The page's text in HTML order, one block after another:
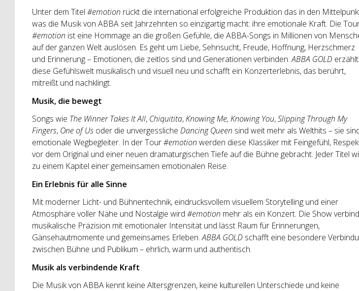
Unter dem Titel #emotion rückt die international erfolgreiche Produktion das in den
was die Musik von ABBA seit Jahrzehnten so einzigartig macht: ihre emotionale Kraft. Die
#emotion ist eine Hommage an die großen Gefühle, die ABBA-Songs in Millionen von
auf der ganzen Welt auslösen. Es geht um Liebe, Sehnsucht, Freude, Hoffnung, Herzschmerz
und Erinnerung – Emotionen, die zeitlos sind und Generationen verbinden.ABBA GOLDerzählt
diese Gefühlswelt musikalisch und visuell neu und schafft ein Konzerterlebnis, das berührt,
mitreißt und nachklingt.
Musik, die bewegt
Songs wie The Winner Takes It All, Chiquitita,Knowing Me, Knowing You,Slipping Through My
Fingers, One of Usoder die unvergessliche Dancing Queen sind weit mehr als Welthits – sie
emotionale Wegbegleiter. In der Tour#emotion werden diese Klassiker mit Feingefühl,
vor dem Original und einer neuen dramaturgischen Tiefe auf die Bühne gebracht. Jeder Titel
zu einem Kapitel einer gemeinsamen emotionalen Reise.
Ein Erlebnis für alle Sinne
Mit moderner Licht- und Bühnentechnik, eindrucksvollem visuellem Storytelling und einer
Atmosphäre voller Nähe und Nostalgie wird #emotion mehr als ein Konzert. Die Show
musikalische Präzision mit emotionaler Intensität und lässt Raum für Erinnerungen,
Gänsehautmomente und gemeinsames Erleben.ABBA GOLDschafft eine besondere
zwischen Bühne und Publikum – ehrlich, warm und authentisch.
Musik als verbindende Kraft
Die Musik von ABBA kennt keine Altersgrenzen, keine kulturellen Unterschiede und keine